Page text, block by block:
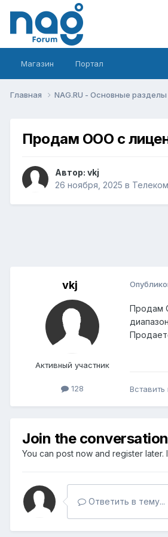
Магазин Портал
Главная NAG.RU - Основные разделы
Продам ООО с
Автор: vkj
26 ноября, 2025 в
vkj
Активный участник
128
Продам
Вставить
Join the conversation
You can post now and register later.
Ответить в тему...